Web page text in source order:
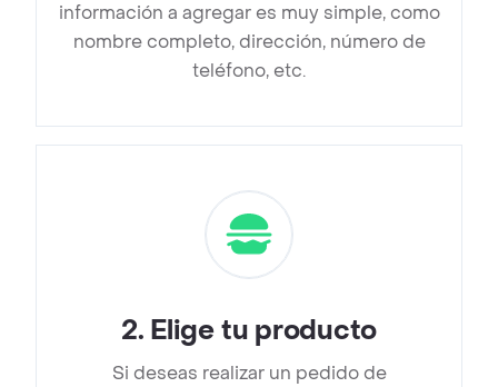
información a agregar es muy simple, como
nombre completo, dirección, número de
teléfono, etc.
2. Elige tu producto
Si deseas realizar un pedido de